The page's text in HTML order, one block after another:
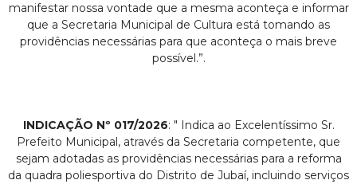
manifestar nossa vontade que a mesma aconteça e informar
que a Secretaria Municipal de Cultura está tomando as
providências necessárias para que aconteça o mais breve
possível.”.
INDICAÇÃO Nº 017/2026: " Indica ao Excelentíssimo Sr.
Prefeito Municipal, através da Secretaria competente, que
sejam adotadas as providências necessárias para a reforma
da quadra poliesportiva do Distrito de Jubaí, incluindo serviços